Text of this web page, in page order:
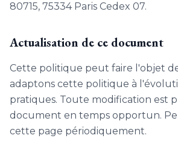
80715, 75334 Paris Cedex 07.
Actualisation de ce document
Cette politique peut faire l'objet
adaptons cette politique à
pratiques. Toute modification est
document en temps opportun.
cette page périodiquement.